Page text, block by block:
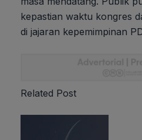
kepastian waktu kongres
di jajaran kepemimpinan
Related Post